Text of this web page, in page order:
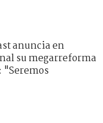
anuncia en
su megarreforma
"Seremos